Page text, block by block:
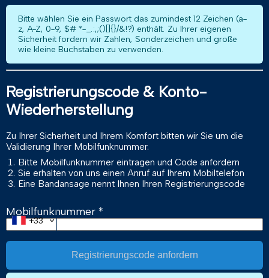
Bitte wählen Sie ein Passwort das zumindest 12 Zeichen (a-
z, A-Z, 0-9, $# *-_.:,;()[]{}/&!?) enthält. Zu Ihrer eigenen
Sicherheit fordern wir Zahlen, Sonderzeichen und große
wie kleine Buchstaben zu verwenden.
Registrierungscode & Konto-
Wiederherstellung
Zu Ihrer Sicherheit und Ihrem Komfort bitten wir Sie um die
Validierung Ihrer Mobilfunknummer.
Bitte Mobilfunknummer eintragen und Code anfordern
Sie erhalten von uns einen Anruf auf Ihrem Mobiltelefon
Eine Bandansage nennt Ihnen Ihren Registrierungscode
Mobilfunknummer
+33
Registrierungscode anfordern